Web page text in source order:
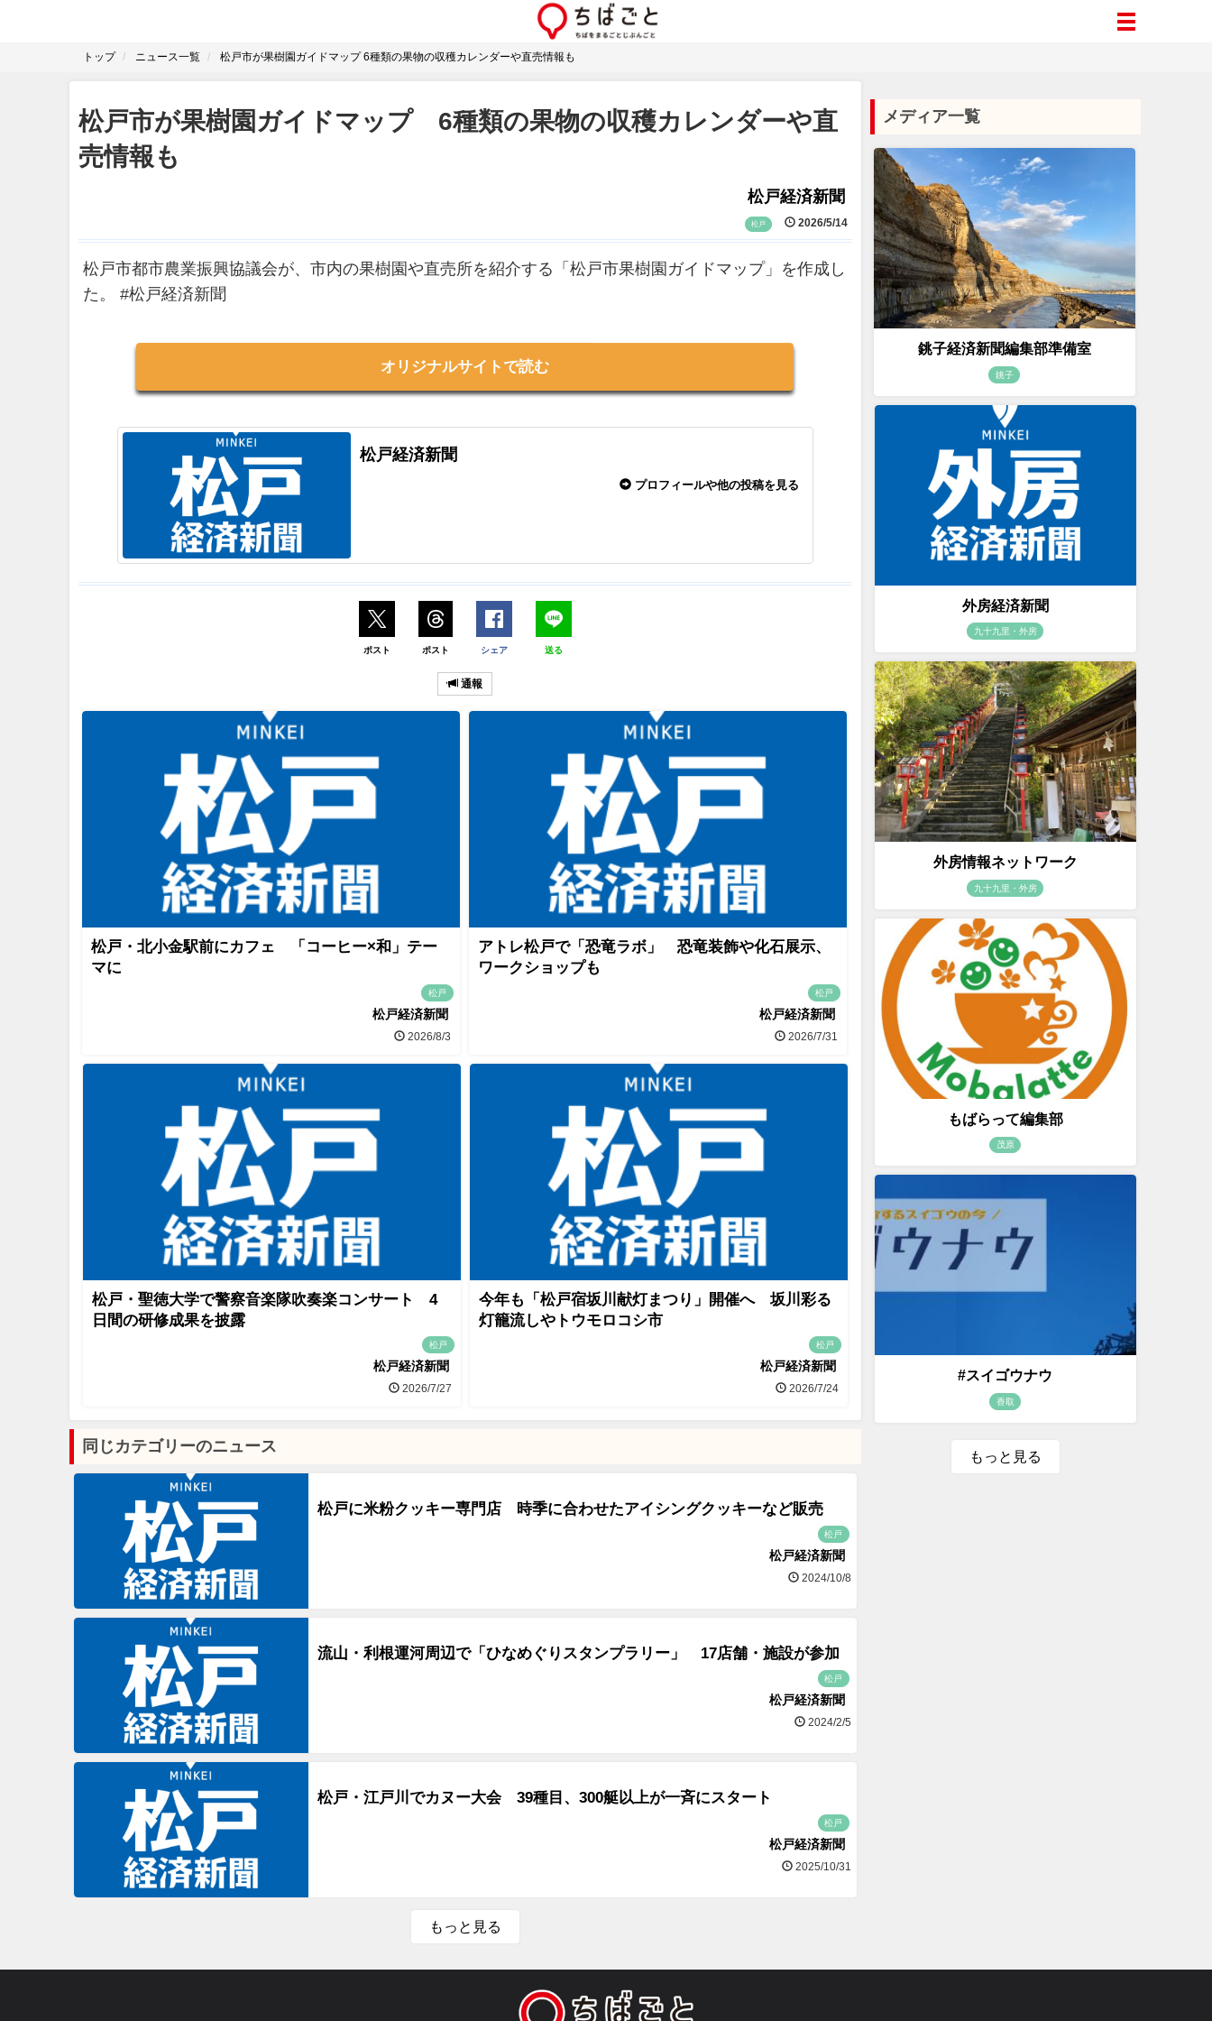
トップ ニュース一覧 松戸市が果樹園ガイドマップ 6種類の果物の収穫カレンダーや直売情報も
松戸市が果樹園ガイドマップ 6種類の果物の収穫カレンダーや直
売情報も
松戸経済新聞
松戸 2026/5/14
松戸市都市農業振興協議会が、市内の果樹園や直売所を紹介する「松戸市果樹園ガイドマップ」を作成し
た。 #松戸経済新聞
オリジナルサイトで読む
松戸経済新聞
プロフィールや他の投稿を見る
ポスト ポスト シェア 送る
通報
松戸・北小金駅前にカフェ 「コーヒー×和」テー
マに
松戸
松戸経済新聞
2026/8/3
アトレ松戸で「恐竜ラボ」 恐竜装飾や化石展示、
ワークショップも
松戸
松戸経済新聞
2026/7/31
松戸・聖徳大学で警察音楽隊吹奏楽コンサート 4
日間の研修成果を披露
松戸
松戸経済新聞
2026/7/27
今年も「松戸宿坂川献灯まつり」開催へ 坂川彩る
灯籠流しやトウモロコシ市
松戸
松戸経済新聞
2026/7/24
同じカテゴリーのニュース
松戸に米粉クッキー専門店 時季に合わせたアイシングクッキーなど販売
松戸
松戸経済新聞
2024/10/8
流山・利根運河周辺で「ひなめぐりスタンプラリー」 17店舗・施設が参加
松戸
松戸経済新聞
2024/2/5
松戸・江戸川でカヌー大会 39種目、300艇以上が一斉にスタート
松戸
松戸経済新聞
2025/10/31
もっと見る
メディア一覧
銚子経済新聞編集部準備室
銚子
外房経済新聞
九十九里・外房
外房情報ネットワーク
九十九里・外房
もばらって編集部
茂原
#スイゴウナウ
香取
もっと見る